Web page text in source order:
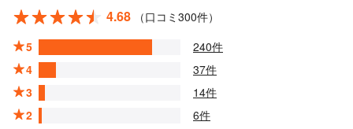
4.68
（口コミ300件）
5
240件
4
37件
3
14件
2
6件